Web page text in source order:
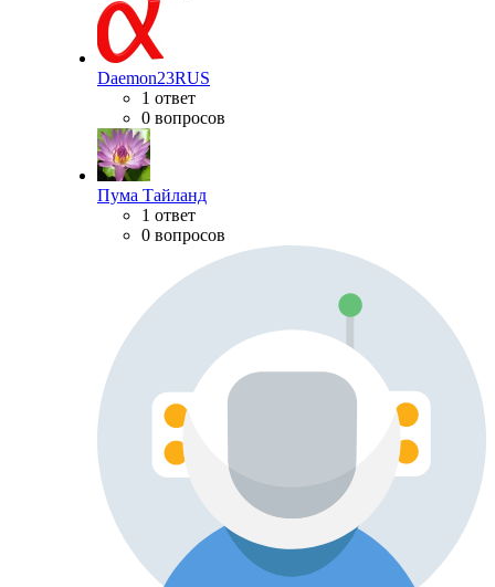
Daemon23RUS
1 ответ
0 вопросов
Пума Тайланд
1 ответ
0 вопросов